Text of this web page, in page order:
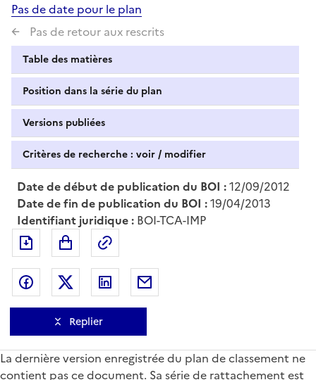
Pas de date pour le plan
Pas de retour aux rescrits
Table des matières
Position dans la série du plan
Versions publiées
Critères de recherche : voir / modifier
Date de début de publication du BOI :12/09/2012
Date de fin de publication du BOI :19/04/2013
Identifiant juridique : BOI-TCA-IMP
Exporter le document au format pdf
Partager sur Facebook
Partager sur Twitter
Partager sur LinkedIn
Replier
La dernière version enregistrée du plan de classement ne
contient pas ce document. Sa série de rattachement est